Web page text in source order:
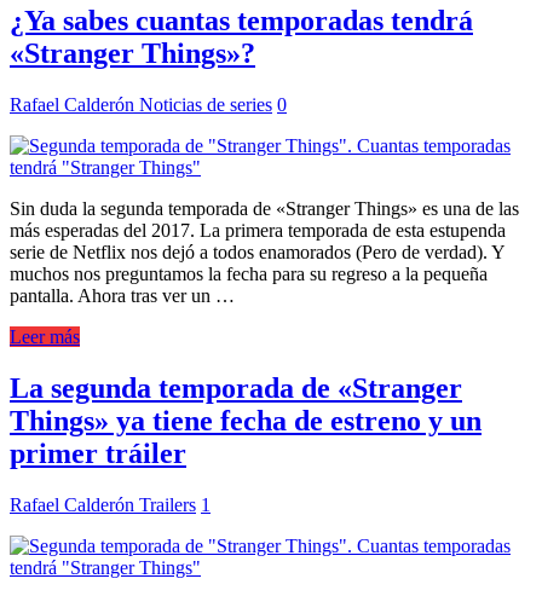
¿Ya sabes cuantas temporadas tendrá
«Stranger Things»?
Rafael Calderón Noticias de series 0
Sin duda la segunda temporada de «Stranger Things» es una de las
más esperadas del 2017. La primera temporada de esta estupenda
serie de Netflix nos dejó a todos enamorados (Pero de verdad). Y
muchos nos preguntamos la fecha para su regreso a la pequeña
pantalla. Ahora tras ver un …
Leer más
La segunda temporada de «Stranger
Things» ya tiene fecha de estreno y un
primer tráiler
Rafael Calderón Trailers 1